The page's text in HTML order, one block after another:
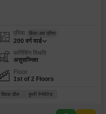
एरिया बिल्ट-अप एरिया
200 वर्ग यार्ड
फर्निशिंग स्थिति
असुसज्जित
Floor
1st of 2 Floors
क्विक डील फ़ुली रेनोवेटेड